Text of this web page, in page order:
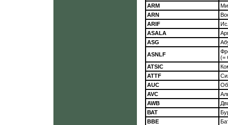
ARM
ARN
ARIF
ASALA
ASG
ASNLF
(=
ATSIC
ATTF
AUC
AVC
AWB
ВАТ
ВВЕ